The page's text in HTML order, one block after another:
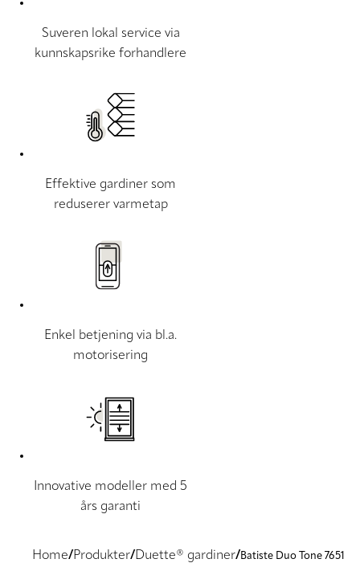
Suveren lokal service via
kunnskapsrike forhandlere
Effektive gardiner som
reduserer varmetap
Enkel betjening via bl.a.
motorisering
Innovative modeller med 5
års garanti
Home Produkter Duette® gardiner
Batiste Duo Tone 7651